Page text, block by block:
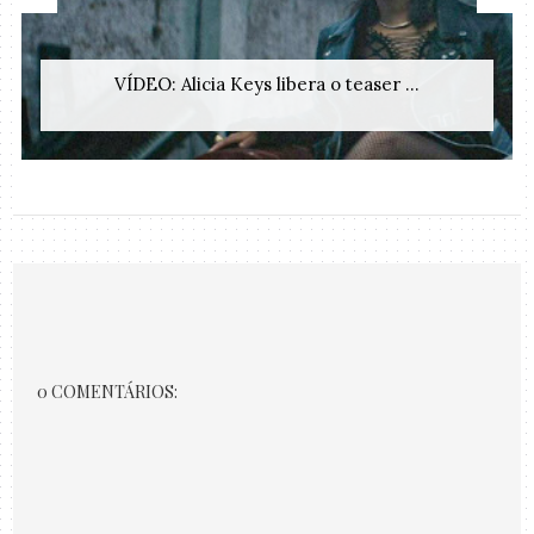
VÍDEO: Alicia Keys libera o teaser ...
0 COMENTÁRIOS: